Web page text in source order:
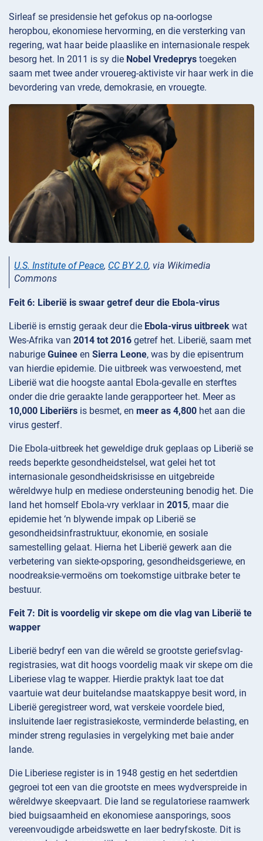
Sirleaf se presidensie het gefokus op na-oorlogse
heropbou, ekonomiese hervorming, en die versterking van
regering, wat haar beide plaaslike en internasionale respek
besorg het. In 2011 is sy die Nobel Vredeprys toegeken
saam met twee ander vrouereg-aktiviste vir haar werk in die
bevordering van vrede, demokrasie, en vrouegte.
U.S. Institute of Peace, CC BY 2.0, via Wikimedia
Commons
Feit 6: Liberië is swaar getref deur die Ebola-virus
Liberië is ernstig geraak deur die Ebola-virus uitbreek wat
Wes-Afrika van 2014 tot 2016 getref het. Liberië, saam met
naburige Guinee en Sierra Leone, was by die episentrum
van hierdie epidemie. Die uitbreek was verwoestend, met
Liberië wat die hoogste aantal Ebola-gevalle en sterftes
onder die drie geraakte lande gerapporteer het. Meer as
10,000 Liberiërs is besmet, en meer as 4,800 het aan die
virus gesterf.
Die Ebola-uitbreek het geweldige druk geplaas op Liberië se
reeds beperkte gesondheidstelsel, wat gelei het tot
internasionale gesondheidskrisisse en uitgebreide
wêreldwye hulp en mediese ondersteuning benodig het. Die
land het homself Ebola-vry verklaar in 2015, maar die
epidemie het ‘n blywende impak op Liberië se
gesondheidsinfrastruktuur, ekonomie, en sosiale
samestelling gelaat. Hierna het Liberië gewerk aan die
verbetering van siekte-opsporing, gesondheidsgeriewe, en
noodreaksie-vermoëns om toekomstige uitbrake beter te
bestuur.
Feit 7: Dit is voordelig vir skepe om die vlag van Liberië te
wapper
Liberië bedryf een van die wêreld se grootste geriefsvlag-
registrasies, wat dit hoogs voordelig maak vir skepe om die
Liberiese vlag te wapper. Hierdie praktyk laat toe dat
vaartuie wat deur buitelandse maatskappye besit word, in
Liberië geregistreer word, wat verskeie voordele bied,
insluitende laer registrasiekoste, verminderde belasting, en
minder streng regulasies in vergelyking met baie ander
lande.
Die Liberiese register is in 1948 gestig en het sedertdien
gegroei tot een van die grootste en mees wydverspreide in
wêreldwye skeepvaart. Die land se regulatoriese raamwerk
bied buigsaamheid en ekonomiese aansporings, soos
vereenvoudigde arbeidswette en laer bedryfskoste. Dit is